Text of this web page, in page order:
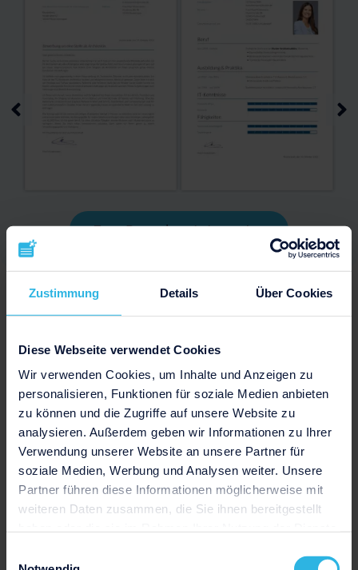
Zustimmung Details Über Cookies
Diese Webseite verwendet Cookies
Wir verwenden Cookies, um Inhalte und Anzeigen zu
personalisieren, Funktionen für soziale Medien anbieten
zu können und die Zugriffe auf unsere Website zu
analysieren. Außerdem geben wir Informationen zu Ihrer
Verwendung unserer Website an unsere Partner für
soziale Medien, Werbung und Analysen weiter. Unsere
Partner führen diese Informationen möglicherweise mit
weiteren Daten zusammen, die Sie ihnen bereitgestellt
Zum Bewerbungsgenerator
Berufsbild Koch
Schmackhaftes Essen zubereiten: Köche
erfüllen ein wichtiges Grundbedürfnisse aller
Menschen und sorgen somit für unser
leibliches Wohl. Kochen istHandwerk und
Kunst zugleichund erfordert vollen Einsatz
mit Herz und Seele.
Ständig wechselnde Speisekarten, das
Veranstaltungen sorgen für reichlich